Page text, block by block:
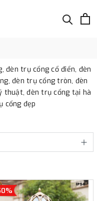
đèn trụ cổng cổ điển, đèn
đèn trụ cổng tròn, đèn
thuật, đèn trụ cổng tại hà
cổng đẹp